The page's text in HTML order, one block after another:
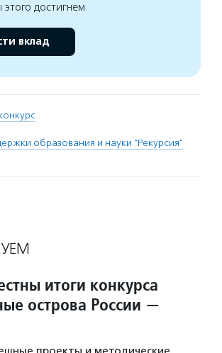
достигнем
вклад
образования и науки "Рекурсия"
итоги конкурса
острова России —